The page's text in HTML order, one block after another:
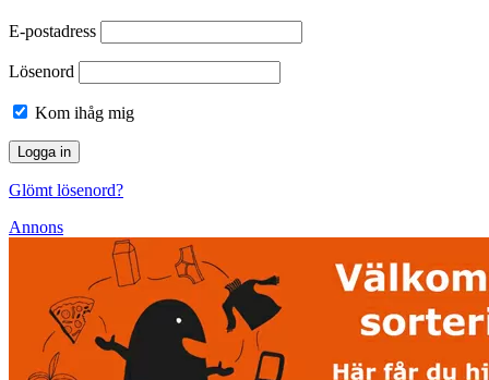
E-postadress
Lösenord
Kom ihåg mig
Glömt lösenord?
Annons